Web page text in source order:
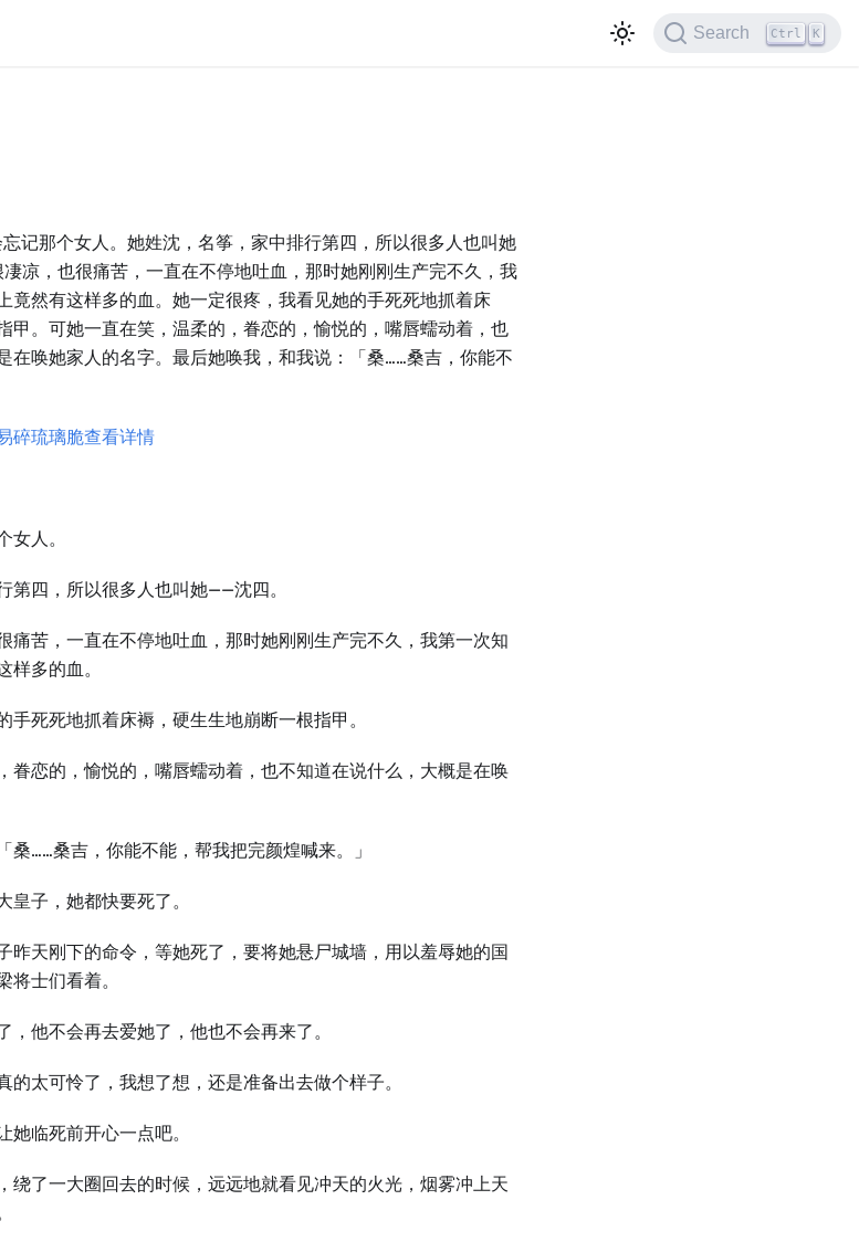
Search Ctrl K
记那个女人。她姓沈，名筝，家中排行第四，所以很多人也叫她
凉，也很痛苦，一直在不停地吐血，那时她刚刚生产完不久，我
竟然有这样多的血。她一定很疼，我看见她的手死死地抓着床
甲。可她一直在笑，温柔的，眷恋的，愉悦的，嘴唇蠕动着，也
在唤她家人的名字。最后她唤我，和我说：「桑……桑吉，你能不
碎琉璃脆查看详情
女人。
第四，所以很多人也叫她——沈四。
痛苦，一直在不停地吐血，那时她刚刚生产完不久，我第一次知
样多的血。
手死死地抓着床褥，硬生生地崩断一根指甲。
眷恋的，愉悦的，嘴唇蠕动着，也不知道在说什么，大概是在唤
桑……桑吉，你能不能，帮我把完颜煌喊来。」
皇子，她都快要死了。
昨天刚下的命令，等她死了，要将她悬尸城墙，用以羞辱她的国
将士们看着。
，他不会再去爱她了，他也不会再来了。
的太可怜了，我想了想，还是准备出去做个样子。
她临死前开心一点吧。
绕了一大圈回去的时候，远远地就看见冲天的火光，烟雾冲上天